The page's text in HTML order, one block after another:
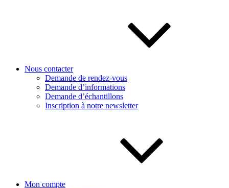
Nous contacter
Demande de rendez-vous
Demande d’informations
Demande d’échantillons
Inscription à notre newsletter
Mon compte